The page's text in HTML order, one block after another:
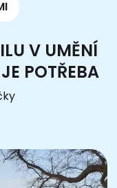
V UMĚNÍ
POTŘEBA